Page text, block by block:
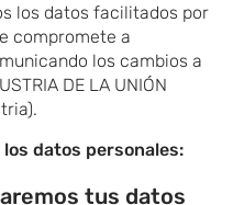
los datos facilitados por
compromete a
los cambios a
DE LA UNIÓN
datos personales:
tus datos